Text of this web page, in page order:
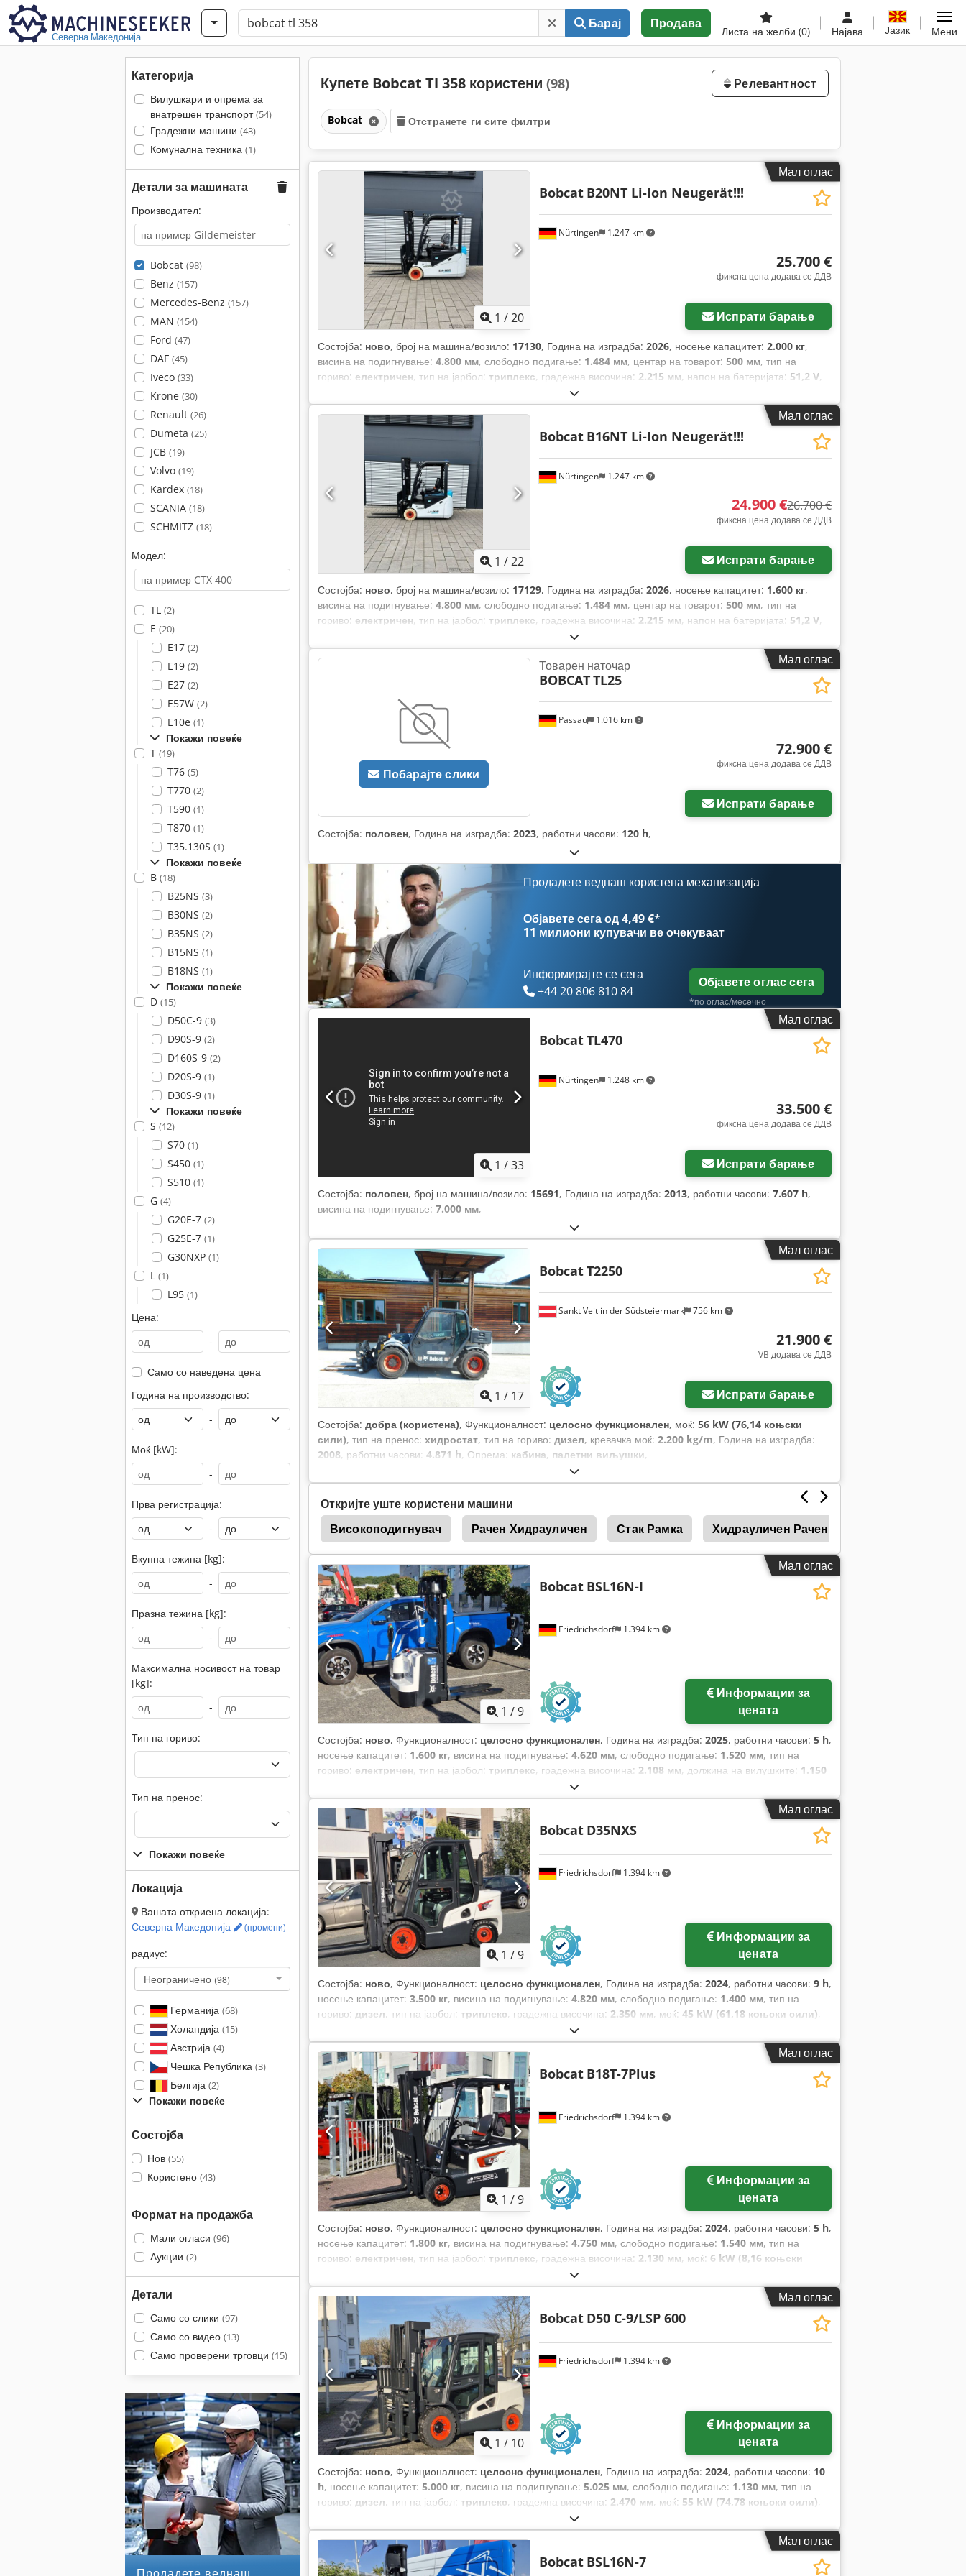
Северна Македонија
Барај Продава
Листа на желби (0) Најава Јазик Мени
Категорија
Вилушкари и опрема за
внатрешен транспорт(54)
Градежни машини (43)
Комунална техника (1)
Детали за машината
Производител:
Bobcat (98)
Benz (157)
Mercedes-Benz (157)
MAN (154)
Ford (47)
DAF (45)
Iveco (33)
Krone (30)
Renault (26)
Dumeta (25)
JCB (19)
Volvo (19)
Kardex (18)
SCANIA (18)
SCHMITZ (18)
Модел:
TL (2)
E (20)
E17 (2)
E19 (2)
E27 (2)
E57W (2)
E10e (1)
Покажи повеќе
T (19)
T76 (5)
T770 (2)
T590 (1)
T870 (1)
T35.130S (1)
Покажи повеќе
B (18)
B25NS (3)
B30NS (2)
B35NS (2)
B15NS (1)
B18NS (1)
Покажи повеќе
D (15)
D50C-9 (3)
D90S-9 (2)
D160S-9 (2)
D20S-9 (1)
D30S-9 (1)
Покажи повеќе
S (12)
S70 (1)
S450 (1)
S510 (1)
G (4)
G20E-7 (2)
G25E-7 (1)
G30NXP (1)
L (1)
L95 (1)
Цена:
-
Само со наведена цена
Година на производство:
-
Моќ [kW]:
-
Прва регистрација:
-
Вкупна тежина [kg]:
-
Празна тежина [kg]:
-
Максимална носивост на товар
[kg]:
-
Тип на гориво:
Тип на пренос:
Покажи повеќе
Локација
Вашата откриена локација:
Северна Македонија
(промени)
радиус:
Неограничено (98)
Германија (68)
Холандија (15)
Австрија (4)
Чешка Република (3)
Белгија (2)
Покажи повеќе
Состојба
Нов (55)
Користено (43)
Формат на продажба
Мали огласи (96)
Аукции (2)
Детали
Само со слики (97)
Само со видео (13)
Само проверени трговци (15)
Купете Bobcat Tl 358 користени (98) Релевантност
Bobcat Отстранете ги сите филтри
Мал оглас
1 /20
Nürtingen 1.247 km
Bobcat B20NT Li-Ion Neugerät!!!
25.700 €
фиксна цена додава се ДДВ
Испрати барање
Состојба: ново, број на машина/возило: 17130, Година на изградба: 2026, носење капацитет: 2.000 кг,
висина на подигнување: 4.800 мм, слободно подигање: 1.484 мм, центар на товарот: 500 мм, тип на
гориво: електричен, тип на јарбол: триплекс, градежна височина: 2.215 мм, напон на батеријата: 51,2 V,
, големина на предната гума:
гума:16x6-8 non marking, вкупна тежина:3.790 кг,
Мал оглас
1 /22
Nürtingen 1.247 km
Bobcat B16NT Li-Ion Neugerät!!!
24.900 €26.700 €
фиксна цена додава се ДДВ
Испрати барање
Состојба: ново, број на машина/возило: 17129, Година на изградба: 2026, носење капацитет: 1.600 кг,
висина на подигнување: 4.800 мм, слободно подигање: 1.484 мм, центар на товарот: 500 мм, тип на
гориво: електричен, тип на јарбол: триплекс, градежна височина: 2.215 мм, напон на батеријата: 51,2 V,
, големина на предната гума:
гума:16x6-8 non marking, вкупна тежина:3.290 кг,
Мал оглас
Побарајте слики
Passau 1.016 km
Товарен наточар
BOBCATTL25
72.900 €
фиксна цена додава се ДДВ
Испрати барање
Состојба: половен, Година на изградба: 2023, работни часови: 120 h,
Продадете веднаш користена механизација
Објавете сега од 4,49 €*
11 милиони купувачи ве очекуваат
Информирајте се сега
+44 20 806 810 84
Објавете оглас сега
*по оглас/месечно
Мал оглас
1 /33
Nürtingen 1.248 km
BobcatTL470
33.500 €
фиксна цена додава се ДДВ
Испрати барање
Состојба: половен, број на машина/возило: 15691, Година на изградба: 2013, работни часови: 7.607 h,
висина на подигнување: 7.000 мм,
Мал оглас
1 / 17
Sankt Veit in der Südsteiermark 756 km
BobcatT2250
21.900 €
VB додава се ДДВ
Испрати барање
Состојба: добра (користена), Функционалност: целосно функционален, моќ: 56 kW (76,14 коњски
сили), тип на пренос: хидростат, тип на гориво: дизел, кревачка моќ: 2.200 kg/m, Година на изградба:
2008, работни часови: 4.871 h, Опрема: кабина, палетни виљушки,
Откријте уште користени машини
Високоподигнувач
Рачен Хидрауличен Стак Рамка Хидрауличен Рачен Вентил
Виљушка Виљушкар Вилици
Мал оглас
1 /9
Friedrichsdorf 1.394 km
Bobcat BSL16N-I
цената
Состојба: ново, Функционалност: целосно функционален, Година на изградба: 2025, работни часови: 5 h,
носење капацитет: 1.600 кг, висина на подигнување: 4.620 мм, слободно подигање: 1.520 мм, тип на
гориво: електричен, тип на јарбол: триплекс, градежна височина: 2.108 мм, должина на вилушките: 1.150
1.964 мм
Мал оглас
1 /9
Friedrichsdorf 1.394 km
Bobcat D35NXS
цената
Состојба: ново, Функционалност: целосно функционален, Година на изградба: 2024, работни часови: 9 h,
носење капацитет: 3.500 кг, висина на подигнување: 4.820 мм, слободно подигање: 1.400 мм, тип на
гориво: дизел, тип на јарбол: триплекс, градежна височина: 2.350 мм, моќ: 45 kW (61,18 коњски сили),
, должина на вилушките:
вкупна должина:2.750 мм, тип на погон:Diesel, градежна ширина:1.290 мм,
Мал оглас
1 /9
Friedrichsdorf 1.394 km
Bobcat B18T-7Plus
цената
Состојба: ново, Функционалност: целосно функционален, Година на изградба: 2024, работни часови: 5 h,
носење капацитет: 1.800 кг, висина на подигнување: 4.750 мм, слободно подигање: 1.540 мм, тип на
гориво: електричен, тип на јарбол: триплекс, градежна височина: 2.130 мм, моќ: 6 kW (8,16 коњски
, должина на вилушките:
кг, вкупна должина:1.991 мм, тип на погон:Elektro, градежна ширина:1.090 мм,
Мал оглас
1 / 10
Friedrichsdorf 1.394 km
Bobcat D50 C-9/LSP 600
цената
Состојба: ново, Функционалност: целосно функционален, Година на изградба: 2024, работни часови: 10
h, носење капацитет: 5.000 кг, висина на подигнување: 5.025 мм, слободно подигање: 1.130 мм, тип на
гориво: дизел, тип на јарбол: триплекс, градежна височина: 2.470 мм, моќ: 55 kW (74,78 коњски сили),
, должина на вилушките:
вкупна должина:3.300 мм, тип на погон:Diesel, градежна ширина:1.455 мм,
Мал оглас
Bobcat BSL16N-7